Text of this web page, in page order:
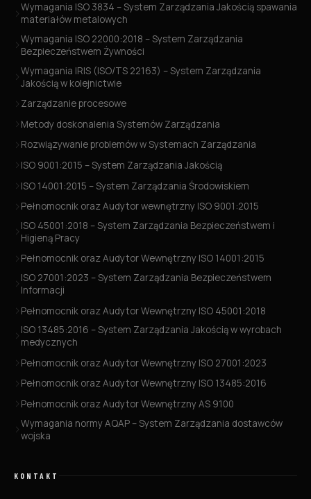
Wymagania ISO 3834 – System Zarządzania Jakością spawania
materiałów metalowych
Wymagania ISO 22000:2018 – System Zarządzania
Bezpieczeństwem Żywności
Wymagania IRIS (ISO/TS 22163) – System Zarządzania
Jakością w kolejnictwie
Zarządzanie procesowe
Metody doskonalenia Systemów Zarządzania
Rozwiązywanie problemów w Systemach Zarządzania
ISO 9001:2015 – System Zarządzania Jakością
ISO 14001:2015 – System Zarządzania Środowiskiem
Pełnomocnik oraz Audytor wewnętrzny ISO 9001:2015
ISO 45001:2018 – System Zarządzania Bezpieczeństwem i
Higieną Pracy
Pełnomocnik oraz Audytor Wewnętrzny ISO 14001:2015
ISO 27001:2023 – System Zarządzania Bezpieczeństwem
Informacji
Pełnomocnik oraz Audytor Wewnętrzny ISO 45001:2018
ISO 13485:2016 – System Zarządzania Jakością w wyrobach
medycznych
Pełnomocnik oraz Audytor Wewnętrzny ISO 27001:2023
Pełnomocnik oraz Audytor Wewnętrzny ISO 13485:2016
Pełnomocnik oraz Audytor Wewnętrzny AS 9100
Wymagania normy AQAP – System Zarządzania dostawców
wojska
KONTAKT